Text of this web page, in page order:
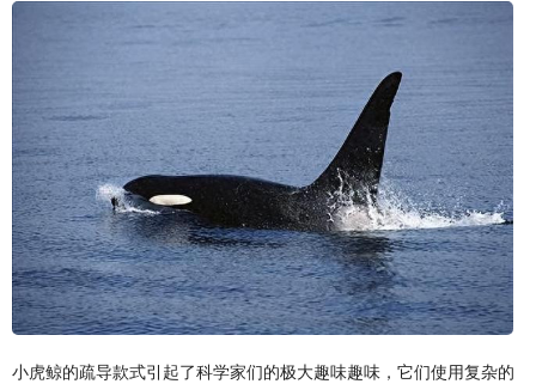
小虎鲸的疏导款式引起了科学家们的极大趣味趣味，它们使用复杂的